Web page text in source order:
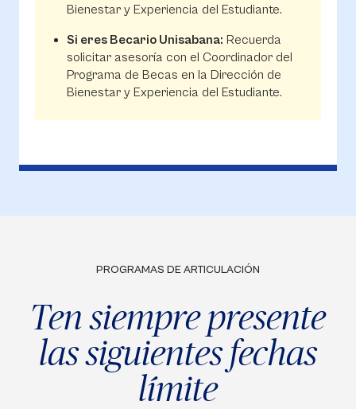
Bienestar y Experiencia del Estudiante.
Si eres Becario Unisabana: Recuerda
solicitar asesoría con el Coordinador del
Programa de Becas en la Dirección de
Bienestar y Experiencia del Estudiante.
PROGRAMAS DE ARTICULACIÓN
Ten siempre presente
las siguientes fechas
límite